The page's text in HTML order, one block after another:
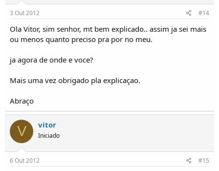
3 Out 2012 #14
Ola Vitor, sim senhor, mt bem explicado.. assim ja sei mais
ou menos quanto preciso pra por no meu.
ja agora de onde e voce?
Mais uma vez obrigado pla explicaçao.
Abraço
V vitor
Iniciado
6 Out 2012 #15